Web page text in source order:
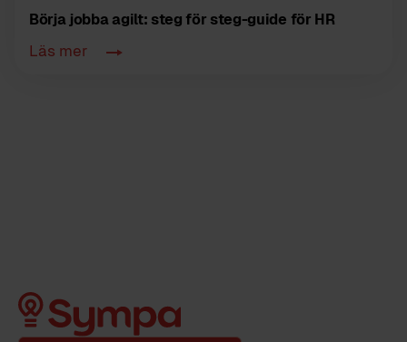
Börja jobba agilt: steg för steg-guide för HR
Läs mer